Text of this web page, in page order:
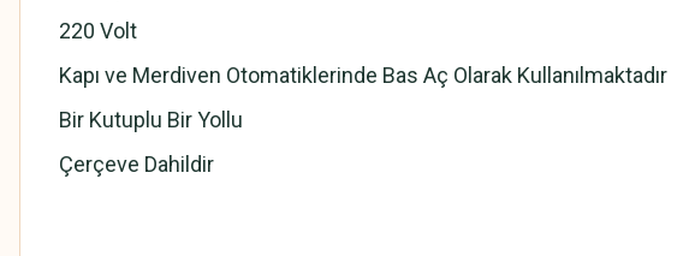
220 Volt
Kapı ve Merdiven Otomatiklerinde Bas Aç Olarak Kullanılmaktadır
Bir Kutuplu Bir Yollu
Çerçeve Dahildir